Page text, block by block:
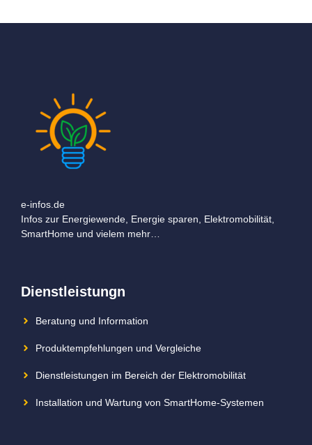
e-infos.de
Infos zur Energiewende, Energie sparen, Elektromobilität,
SmartHome und vielem mehr…
Dienstleistungn
Beratung und Information
Produktempfehlungen und Vergleiche
Dienstleistungen im Bereich der Elektromobilität
Installation und Wartung von SmartHome-Systemen